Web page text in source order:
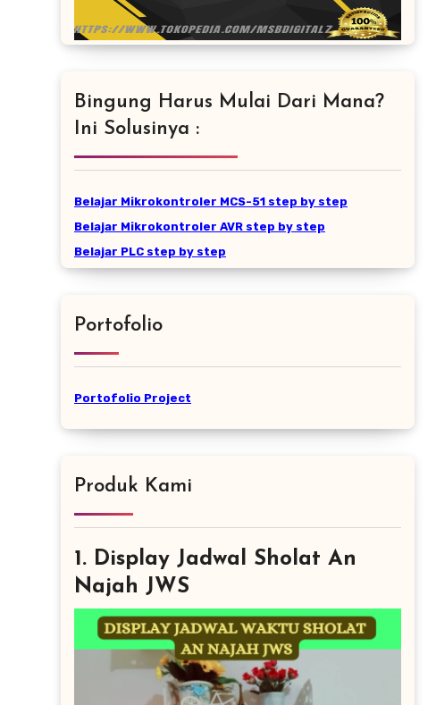
Bingung Harus Mulai Dari Mana?
Ini Solusinya :
Belajar Mikrokontroler MCS-51 step by step
Belajar Mikrokontroler AVR step by step
Belajar PLC step by step
Portofolio
Portofolio Project
Produk Kami
1. Display Jadwal Sholat An
Najah JWS